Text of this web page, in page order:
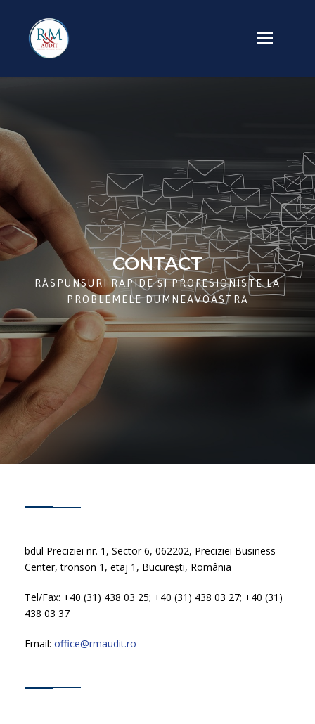
CONTACT
RĂSPUNSURI RAPIDE ȘI PROFESIONISTE LA
PROBLEMELE DUMNEAVOASTRĂ
bdul Preciziei nr. 1, Sector 6, 062202, Preciziei Business
Center, tronson 1, etaj 1, București, România
Tel/Fax: +40 (31) 438 03 25; +40 (31) 438 03 27; +40 (31)
438 03 37
Email: office@rmaudit.ro